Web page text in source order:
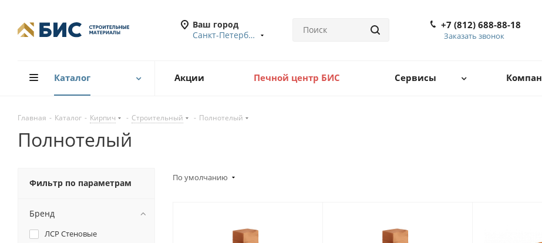
Ваш город
Санкт-Петербург
+7 (812) 688-88-18
Заказать звонок
Каталог Акции Печной центр БИС Сервисы
Главная - Каталог - Кирпич - Строительный - Полнотелый
Полнотелый
По умолчанию
Фильтр по параметрам
Бренд
ЛСР Стеновые